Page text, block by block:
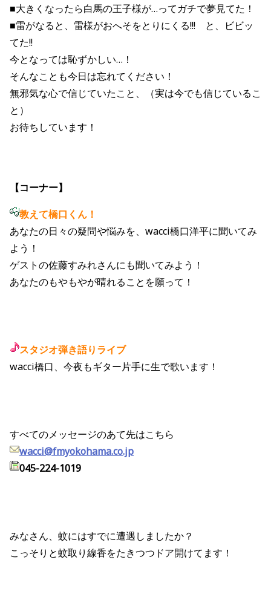
■大きくなったら白馬の王子様が…ってガチで夢見てた！
■雷がなると、雷様がおへそをとりにくる!!! と、ビビッ
てた!!
今となっては恥ずかしい…！
そんなことも今日は忘れてください！
無邪気な心で信じていたこと、（実は今でも信じているこ
と）
お待ちしています！
【コーナー】
教えて橋口くん！
あなたの日々の疑問や悩みを、wacci橋口洋平に聞いてみ
よう！
ゲストの佐藤すみれさんにも聞いてみよう！
あなたのもやもやが晴れることを願って！
スタジオ弾き語りライブ
wacci橋口、今夜もギター片手に生で歌います！
すべてのメッセージのあて先はこちら
wacci@fmyokohama.co.jp
045-224-1019
みなさん、蚊にはすでに遭遇しましたか？
こっそりと蚊取り線香をたきつつドア開けてます！